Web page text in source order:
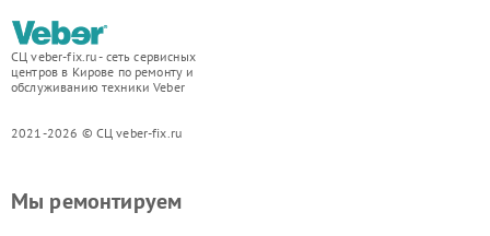
СЦ veber-fix.ru - сеть сервисных
центров в Кирове по ремонту и
обслуживанию техники Veber
2021-2026 © СЦ veber-fix.ru
Мы ремонтируем